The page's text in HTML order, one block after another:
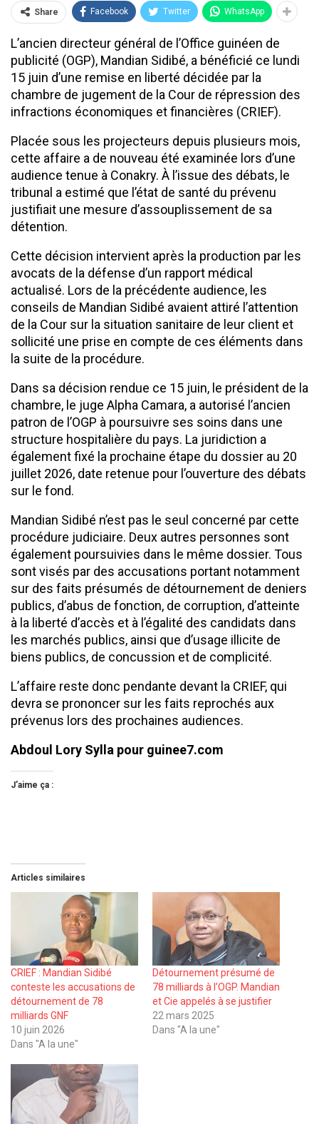
Share Facebook Twitter WhatsApp
L’ancien directeur général de l’Office guinéen de
publicité (OGP), Mandian Sidibé, a bénéficié ce lundi
15 juin d’une remise en liberté décidée par la
chambre de jugement de la Cour de répression des
infractions économiques et financières (CRIEF).
Placée sous les projecteurs depuis plusieurs mois,
cette affaire a de nouveau été examinée lors d’une
audience tenue à Conakry. À l’issue des débats, le
tribunal a estimé que l’état de santé du prévenu
justifiait une mesure d’assouplissement de sa
détention.
Cette décision intervient après la production par les
avocats de la défense d’un rapport médical
actualisé. Lors de la précédente audience, les
conseils de Mandian Sidibé avaient attiré l’attention
de la Cour sur la situation sanitaire de leur client et
sollicité une prise en compte de ces éléments dans
la suite de la procédure.
Dans sa décision rendue ce 15 juin, le président de la
chambre, le juge Alpha Camara, a autorisé l’ancien
patron de l’OGP à poursuivre ses soins dans une
structure hospitalière du pays. La juridiction a
également fixé la prochaine étape du dossier au 20
juillet 2026, date retenue pour l’ouverture des débats
sur le fond.
Mandian Sidibé n’est pas le seul concerné par cette
procédure judiciaire. Deux autres personnes sont
également poursuivies dans le même dossier. Tous
sont visés par des accusations portant notamment
sur des faits présumés de détournement de deniers
publics, d’abus de fonction, de corruption, d’atteinte
à la liberté d’accès et à l’égalité des candidats dans
les marchés publics, ainsi que d’usage illicite de
biens publics, de concussion et de complicité.
L’affaire reste donc pendante devant la CRIEF, qui
devra se prononcer sur les faits reprochés aux
prévenus lors des prochaines audiences.
Abdoul Lory Sylla pour guinee7.com
J’aime ça :
Articles similaires
CRIEF : Mandian Sidibé
conteste les accusations de
détournement de 78
milliards GNF
10 juin 2026
Dans "A la une"
Détournement présumé de
78 milliards à l’OGP. Mandian
et Cie appelés à se justifier
22 mars 2025
Dans "A la une"